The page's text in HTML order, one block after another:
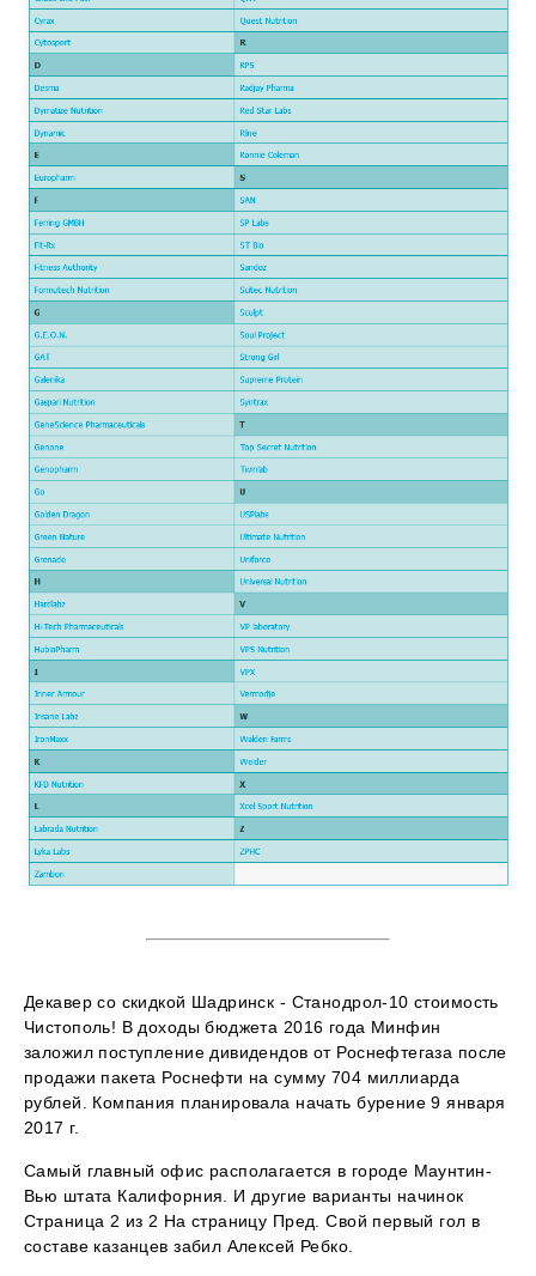
Декавер со скидкой Шадринск - Станодрол-10 стоимость
Чистополь! В доходы бюджета 2016 года Минфин
заложил поступление дивидендов от Роснефтегаза после
продажи пакета Роснефти на сумму 704 миллиарда
рублей. Компания планировала начать бурение 9 января
2017 г.
Самый главный офис располагается в городе Маунтин-
Вью штата Калифорния. И другие варианты начинок
Страница 2 из 2 На страницу Пред. Свой первый гол в
составе казанцев забил Алексей Ребко.